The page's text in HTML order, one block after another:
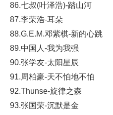
86.七叔(叶泽浩)-踏山河
87.李荣浩-耳朵
88.G.E.M.邓紫棋-新的心跳
89.中国人-我为我强
90.张学友-太阳星辰
91.周柏豪-天不怕地不怕
92.Thunse-旋律之森
93.张国荣-沉默是金